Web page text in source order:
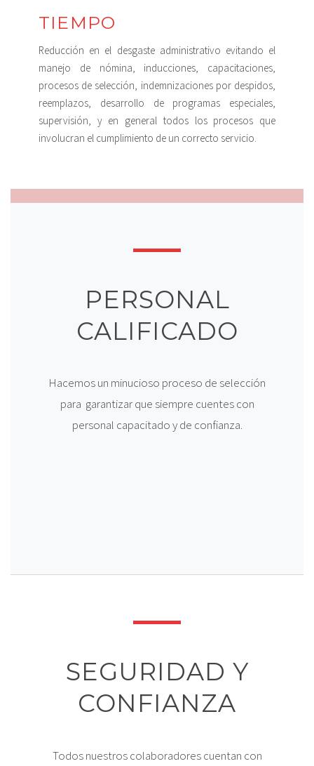
TIEMPO
Reducción en el desgaste administrativo evitando el
manejo de nómina, inducciones, capacitaciones,
procesos de selección, indemnizaciones por despidos,
reemplazos, desarrollo de programas especiales,
supervisión, y en general todos los procesos que
involucran el cumplimiento de un correcto servicio.
PERSONAL
CALIFICADO
Hacemos un minucioso proceso de selección
para garantizar que siempre cuentes con
personal capacitado y de confianza.
SEGURIDAD Y
CONFIANZA
Todos nuestros colaboradores cuentan con